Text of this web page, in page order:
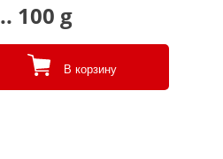
100 g
В корзину